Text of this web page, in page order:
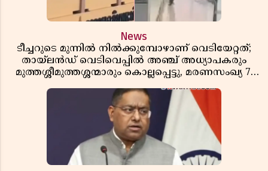
News
ടീച്ചറുടെ മുന്നിൽ നിൽക്കുമ്പോഴാണ് വെടിയേറ്റത്;
തായ്‌ലൻഡ് വെടിവെപ്പിൽ അഞ്ച് അധ്യാപകരും
മുത്തശ്ശീമുത്തശ്ശന്മാരും കൊല്ലപ്പെട്ടു, മരണസംഖ്യ 7;